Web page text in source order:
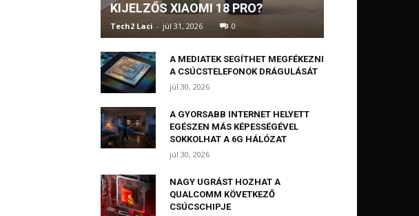
KIJELZŐS XIAOMI 18 PRO?
Tech2 Laci - júl 31, 2026 0
A MEDIATEK SEGÍTHET MEGFÉKEZNI
A CSÚCSTELEFONOK DRÁGULÁSÁT
júl 30, 2026
A GYORSABB INTERNET HELYETT
EGÉSZEN MÁS KÉPESSÉGÉVEL
SOKKOLHAT A 6G HÁLÓZAT
júl 30, 2026
NAGY UGRÁST HOZHAT A
QUALCOMM KÖVETKEZŐ
CSÚCSCHIPJE